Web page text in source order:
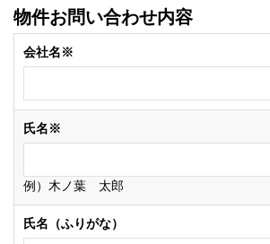
物件お問い合わせ内容
会社名※
氏名※
例）木ノ葉 太郎
氏名（ふりがな）